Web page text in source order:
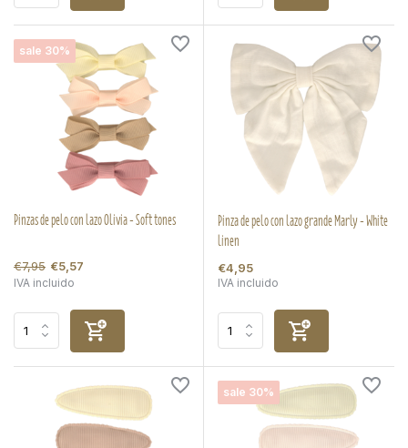
sale 30%
Pinzas de pelo con lazo Olivia - Soft tones
€7,95 €5,57
IVA incluido
Pinza de pelo con lazo grande Marly - White
linen
€4,95
IVA incluido
sale 30%